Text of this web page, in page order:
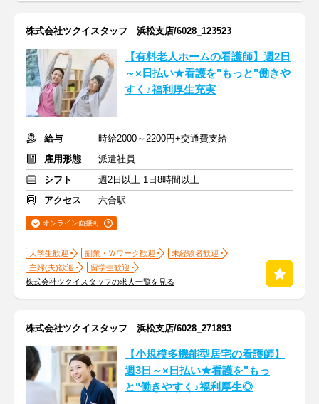
株式会社ツクイスタッフ 浜松支店/6028_123523
【有料老人ホームの看護師】週2日
～×日払い★看護を"もっと"働きや
すく♪福利厚生充実
給与
時給2000～2200円+交通費支給
雇用形態
派遣社員
シフト
週2日以上 1日8時間以上
アクセス
六合駅
オンライン面接可
大学生歓迎 副業・Ｗワーク歓迎
未経験者歓迎
主婦(夫)歓迎
留学生歓迎
株式会社ツクイスタッフの求人一覧を見る
株式会社ツクイスタッフ 浜松支店/6028_271893
【小規模多機能型居宅の看護師】
週3日～×日払い★看護を"もっ
と"働きやすく♪福利厚生◎